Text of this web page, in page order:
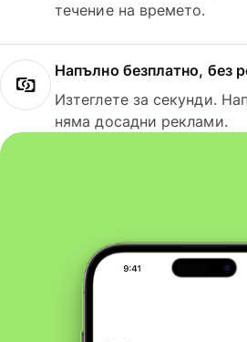
течение на времето.
Напълно безплатно, без
Изтеглете за секунди.
няма досадни реклами.